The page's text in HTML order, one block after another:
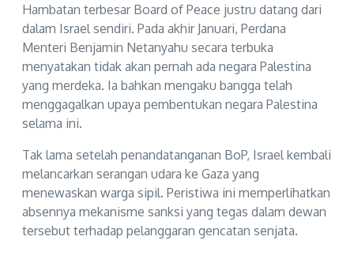
Hambatan terbesar Board of Peace justru datang dari
dalam Israel sendiri. Pada akhir Januari, Perdana
Menteri Benjamin Netanyahu secara terbuka
menyatakan tidak akan pernah ada negara Palestina
yang merdeka. Ia bahkan mengaku bangga telah
menggagalkan upaya pembentukan negara Palestina
selama ini.
Tak lama setelah penandatanganan BoP, Israel kembali
melancarkan serangan udara ke Gaza yang
menewaskan warga sipil. Peristiwa ini memperlihatkan
absennya mekanisme sanksi yang tegas dalam dewan
tersebut terhadap pelanggaran gencatan senjata.